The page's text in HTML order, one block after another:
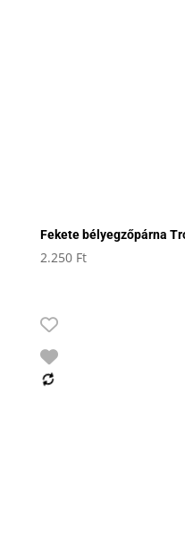
Fekete bélyegzőpárna
2.250 Ft